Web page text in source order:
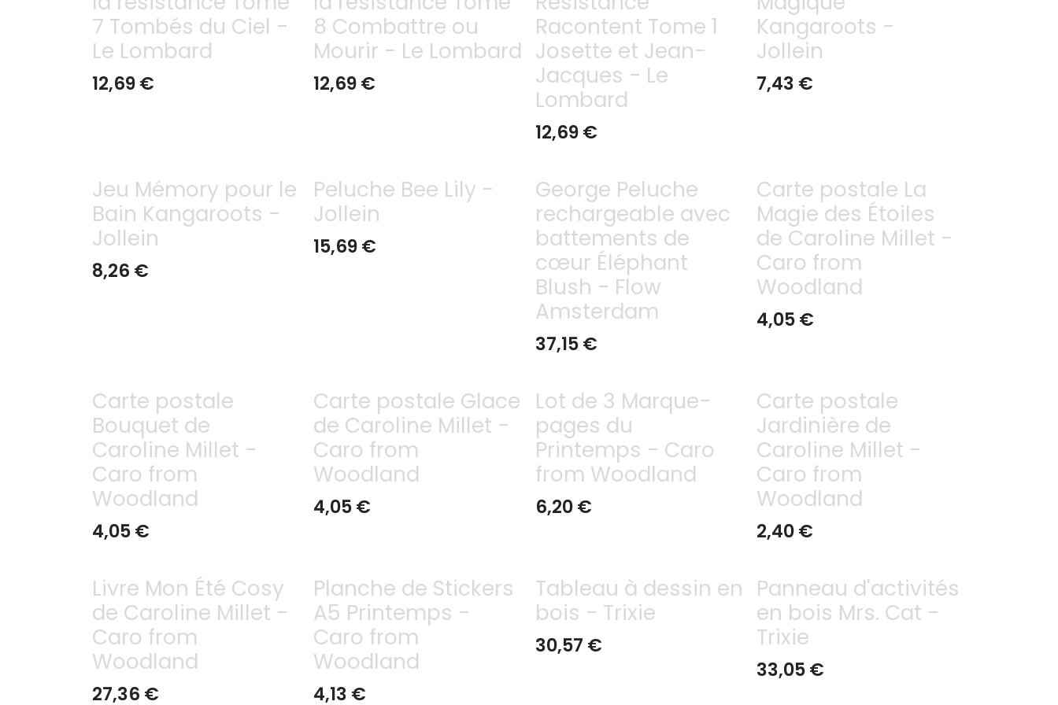
7 Tombés du Ciel -
Le Lombard
12,69€
8 Combattre ou
Mourir - Le Lombard
12,69€
Racontent Tome 1
Josette et Jean-
Jacques - Le
Lombard
12,69€
Kangaroots -
Jollein
7,43 €
Jeu Mémory pour le
Bain Kangaroots -
Jollein
8,26 €
Peluche Bee Lily -
Jollein
15,69€
George Peluche
rechargeable avec
battements de
cœur Éléphant
Blush - Flow
Amsterdam
37,15€
Carte postale La
Magie des Étoiles
de Caroline Millet -
Caro from
Woodland
4,05€
Carte postale
Bouquet de
Caroline Millet -
Caro from
Woodland
4,05€
Carte postale Glace
de Caroline Millet -
Caro from
Woodland
4,05€
Lot de 3 Marque-
pages du
Printemps - Caro
from Woodland
6,20€
Carte postale
Jardinière de
Caroline Millet -
Caro from
Woodland
2,40€
Livre Mon Été Cosy
de Caroline Millet -
Caro from
Woodland
27,36 €
Planche de Stickers
A5 Printemps -
Caro from
Woodland
4,13 €
Tableau à dessin en
bois - Trixie
30,57 €
Panneau d'activités
en bois Mrs. Cat -
Trixie
33,05€